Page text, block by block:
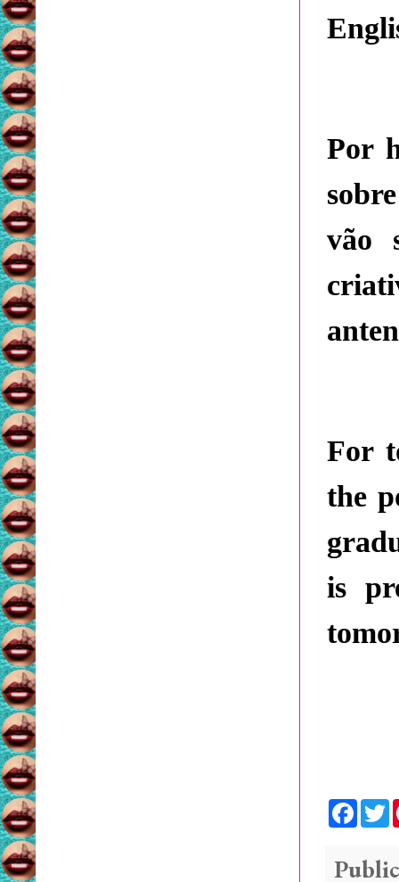
Por
vão
For
the
is
F
a
c
b
i
t